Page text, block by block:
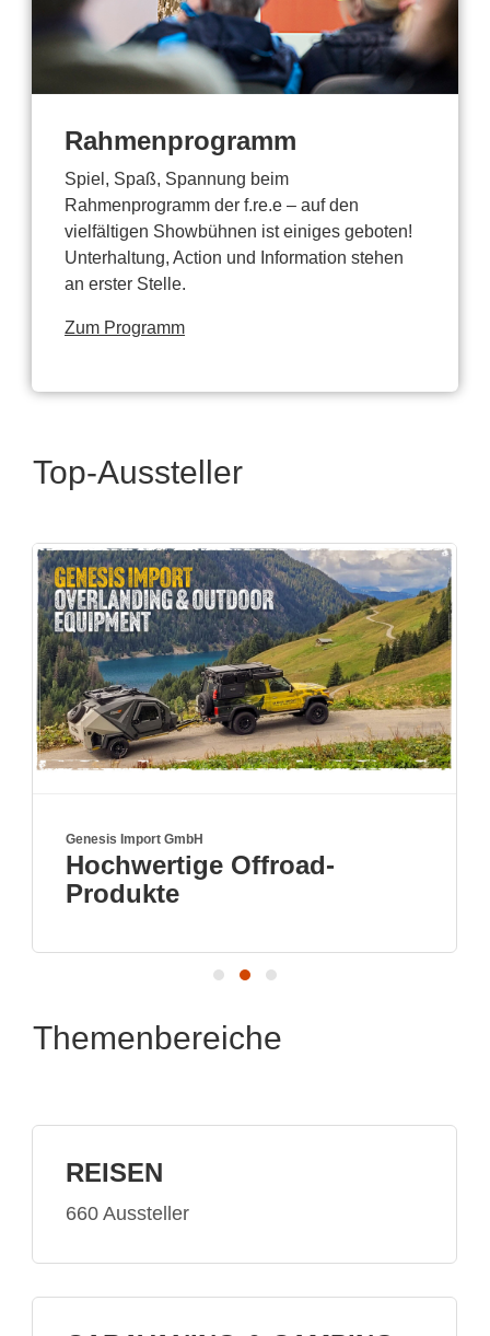
Rahmenprogramm
Spiel, Spaß, Spannung beim
Rahmenprogramm der f.re.e – auf den
vielfältigen Showbühnen ist einiges geboten!
Unterhaltung, Action und Information stehen
an erster Stelle.
Zum Programm
Top-Aussteller
True Kit Ltd
Visit us in hall A6 booth
Themenbereiche
REISEN
660 Aussteller